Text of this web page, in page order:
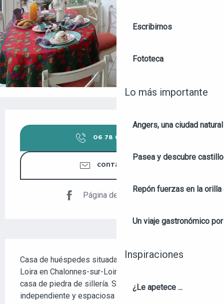
Escribirnos
Fototeca
Lo más importante
Angers, una ciudad natural
Pasea y descubre
Repón fuerzas en la orilla
Un viaje gastronómico
Inspiraciones
¿Le apetece ...
HORARIOS Y DATOS DE CONTACTO
06 78 66 30
CONTÁCTENOS
Página de Facebook
Casa de huéspedes situada cerca de las orillas del
Loira en Chalonnes-sur-Loire en una encantadora
casa de piedra de sillería. Suite familiar
independiente y espaciosa disponible.